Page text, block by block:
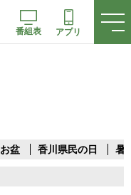
番組表 アプリ
お盆 香川県民の日 暑